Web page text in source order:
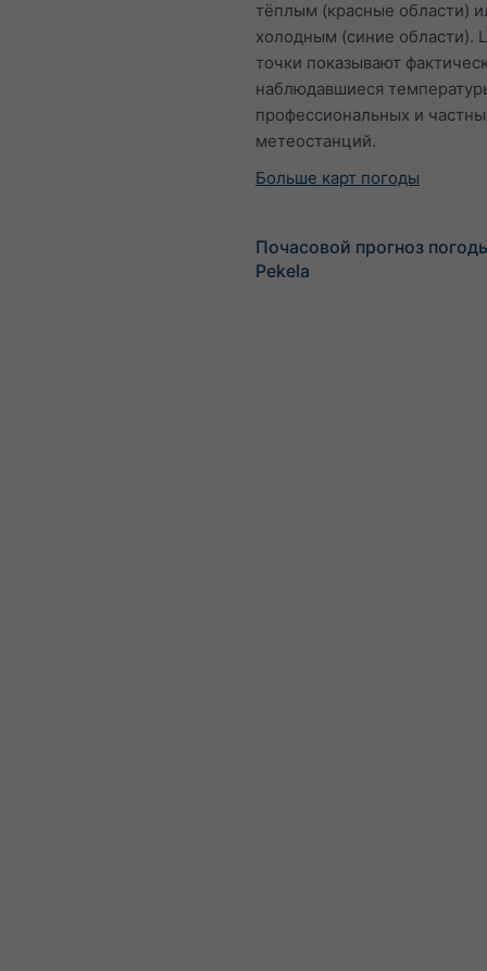
тёплым (красные области)
холодным (синие области).
точки показывают
наблюдавшиеся
профессиональных и
метеостанций.
Больше карт погоды
Почасовой прогноз
Pekela